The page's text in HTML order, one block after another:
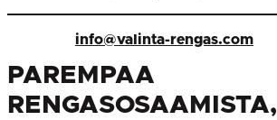
info@valinta-rengas.com
PAREMPAA
RENGASOSAAMISTA,